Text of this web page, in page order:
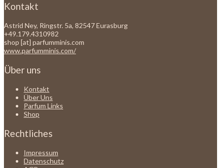
Kontakt
Astrid Ney, Ringstr. 5a, 82547 Eurasburg
+49.179.4310982
shop [at] parfumminis.com
www.parfumminis.com/
Über uns
Kontakt
Über Uns
Parfum Links
Shop
Rechtliches
Impressum
Datenschutz